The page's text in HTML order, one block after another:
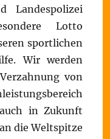
Landespolizei
Lotto
sportlichen
Wir werden
von
in Zukunft
die Weltspitze